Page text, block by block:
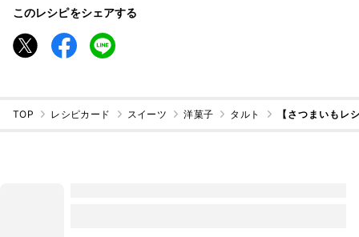
このレシピをシェアする
TOP レシピカード スイーツ 洋菓子 タルト 【さつまいもレ